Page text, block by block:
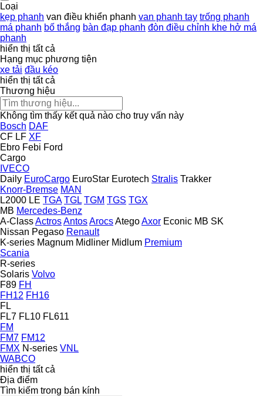
Loại
kẹp phanh van điều khiển phanh van phanh tay trống phanh
má phanh bố thắng bàn đạp phanh đòn điều chỉnh khe hở má
phanh
hiển thị tất cả
Hạng mục phương tiện
xe tải đầu kéo
hiển thị tất cả
Thương hiệu
Không tìm thấy kết quả nào cho truy vấn này
Bosch DAF
CF LF XF
Ebro Febi Ford
Cargo
IVECO
Daily EuroCargo EuroStar Eurotech Stralis Trakker
Knorr-Bremse MAN
L2000 LE TGA TGL TGM TGS TGX
MB Mercedes-Benz
A-ClassActrosAntosArocsAtegoAxor Econic MB SK
Nissan Pegaso Renault
K-series Magnum Midliner Midlum Premium
Scania
R-series
Solaris Volvo
F89 FH
FH12 FH16
FL
FL7 FL10 FL611
FM
FM7 FM12
FMX N-series VNL
WABCO
hiển thị tất cả
Địa điểm
Tìm kiếm trong bán kính